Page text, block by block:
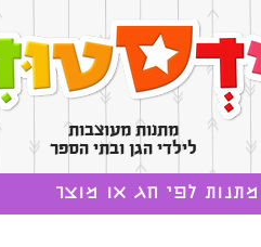
מתנות מעוצבות
לילדי הגן ובתי הספר
מתנות לפי חג או מוצר